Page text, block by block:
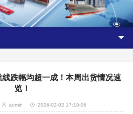
跌幅均超一成！本周出货情况速
览！
admin 2026-02-02 17:19:06